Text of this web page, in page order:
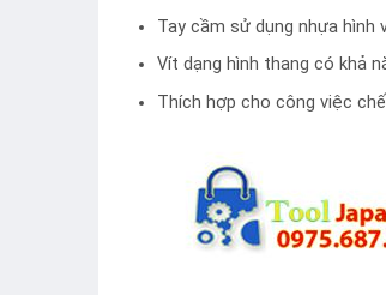
Tay cầm sử dụng nhựa hình
Vít dạng hình thang có khả
Thích hợp cho công việc